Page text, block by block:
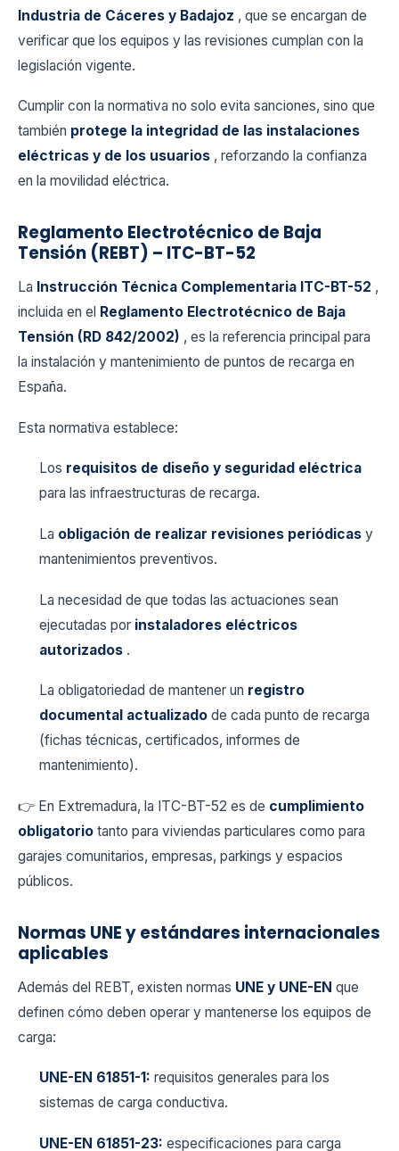
Industria de Cáceres y Badajoz , que se encargan de
verificar que los equipos y las revisiones cumplan con la
legislación vigente.
Cumplir con la normativa no solo evita sanciones, sino que
también protege la integridad de las instalaciones
eléctricas y de los usuarios , reforzando la confianza
en la movilidad eléctrica.
Reglamento Electrotécnico de Baja
Tensión (REBT) – ITC-BT-52
La Instrucción Técnica Complementaria ITC-BT-52 ,
incluida en el Reglamento Electrotécnico de Baja
Tensión (RD 842/2002) , es la referencia principal para
la instalación y mantenimiento de puntos de recarga en
España.
Esta normativa establece:
Los requisitos de diseño y seguridad eléctrica
para las infraestructuras de recarga.
La obligación de realizar revisiones periódicas y
mantenimientos preventivos.
La necesidad de que todas las actuaciones sean
ejecutadas por instaladores eléctricos
autorizados .
La obligatoriedad de mantener un registro
documental actualizado de cada punto de recarga
(fichas técnicas, certificados, informes de
mantenimiento).
👉 En Extremadura, la ITC-BT-52 es de cumplimiento
obligatorio tanto para viviendas particulares como para
garajes comunitarios, empresas, parkings y espacios
públicos.
Normas UNE y estándares internacionales
aplicables
Además del REBT, existen normas UNE y UNE-EN que
definen cómo deben operar y mantenerse los equipos de
carga:
UNE-EN 61851-1: requisitos generales para los
sistemas de carga conductiva.
UNE-EN 61851-23: especificaciones para carga